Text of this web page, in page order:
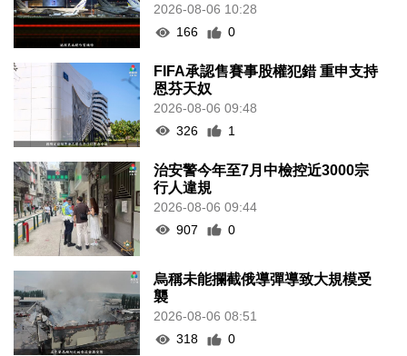
2026-08-06 10:28
166
0
FIFA承認售賽事股權犯錯 重申支持
恩芬天奴
2026-08-06 09:48
326
1
治安警今年至7月中檢控近3000宗
行人違規
2026-08-06 09:44
907
0
烏稱未能攔截俄導彈導致大規模受
襲
2026-08-06 08:51
318
0